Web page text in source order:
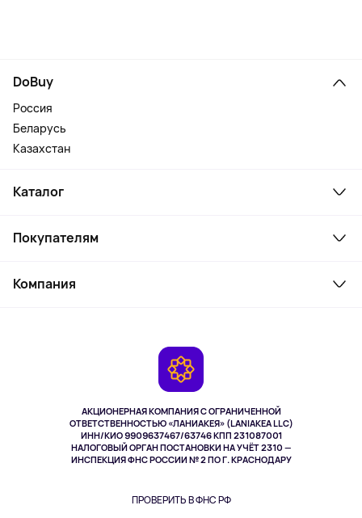
АКЦИОНЕРНАЯ КОМПАНИЯ С ОГРАНИЧЕННОЙ
ОТВЕТСТВЕННОСТЬЮ «ЛАНИАКЕЯ» (LANIAKEA LLC)
ИНН/КИО 9909637467/63746 КПП 231087001
НАЛОГОВЫЙ ОРГАН ПОСТАНОВКИ НА УЧЁТ 2310 —
ИНСПЕКЦИЯ ФНС РОССИИ № 2 ПО Г. КРАСНОДАРУ
ПРОВЕРИТЬ В ФНС РФ
DoBuy
Россия
Беларусь
Казахстан
Каталог
Ноутбуки, мониторы, VR
Косметика и уход
Здоровье питомцев
Одежда и аксессуары
Покупателям
Как заказать
Компания